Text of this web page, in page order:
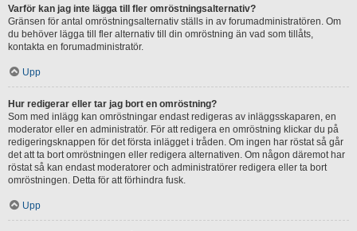
Varför kan jag inte lägga till fler omröstningsalternativ?
Gränsen för antal omröstningsalternativ ställs in av forumadministratören. Om
du behöver lägga till fler alternativ till din omröstning än vad som tillåts,
kontakta en forumadministratör.
Upp
Hur redigerar eller tar jag bort en omröstning?
Som med inlägg kan omröstningar endast redigeras av inläggsskaparen, en
moderator eller en administratör. För att redigera en omröstning klickar du på
redigeringsknappen för det första inlägget i tråden. Om ingen har röstat så går
det att ta bort omröstningen eller redigera alternativen. Om någon däremot har
röstat så kan endast moderatorer och administratörer redigera eller ta bort
omröstningen. Detta för att förhindra fusk.
Upp